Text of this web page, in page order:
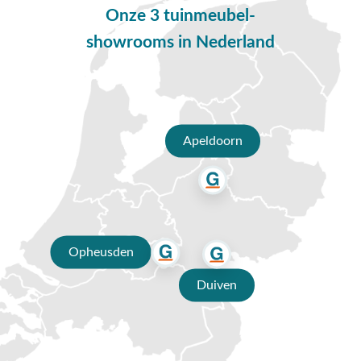
vroeger is nu vervangen door het kunststof vlechtwerk. Dit is
onderhoudsvriendelijk en veel duurzamer dan het rotan van
vroeger. De open structuur van de Retro vlinder tuinstoel
geeft een ruimtelijk effect.
Eigenschappen Ottowa tuintafel -
uitschuifbaar
Het onderstel van de Ottowa tuintafel is gemaakt van stevig
aluminium. Voor extra bescherming is het aluminium
afgewerkt met een antracietkleurige coating. Deze coating
zorgt ervoor dat het frame kras- en stootvast is. Aluminium is
perfect geschikt voor buiten gebruik en heeft weinig
onderhoud nodig. Daarnaast kan aluminium niet verroesten
waardoor het een lange levensduur heeft. Het tafelblad van
de uitschuifbare tuintafel is gemaakt van keramiek. Keramiek
heeft net als aluminium weinig onderhoud nodig. Deze harde
steensoort is perfect geschikt als tafelblad. Het keramiek
heeft een robuuste look waardoor de tuintafel een stoere
Onze 3 tuinmeubel-
showrooms in Nederland
Apeldoorn
Opheusden
Duiven